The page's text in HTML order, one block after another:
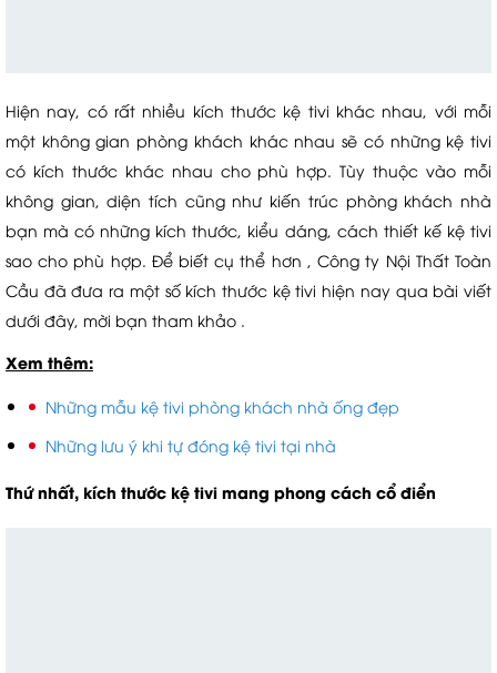
Hiện nay, có rất nhiều kích thước kệ tivi khác nhau, với mỗi
một không gian phòng khách khác nhau sẽ có những kệ tivi
có kích thước khác nhau cho phù hợp. Tùy thuộc vào mỗi
không gian, diện tích cũng như kiến trúc phòng khách nhà
bạn mà có những kích thước, kiểu dáng, cách thiết kế kệ tivi
sao cho phù hợp. Để biết cụ thể hơn , Công ty Nội Thất Toàn
Cầu đã đưa ra một số kích thước kệ tivi hiện nay qua bài viết
dưới đây, mời bạn tham khảo .
Xem thêm:
Những mẫu kệ tivi phòng khách nhà ống đẹp​
Những lưu ý khi tự đóng kệ tivi tại nhà​
Thứ nhất, kích thước kệ tivi mang phong cách cổ điển